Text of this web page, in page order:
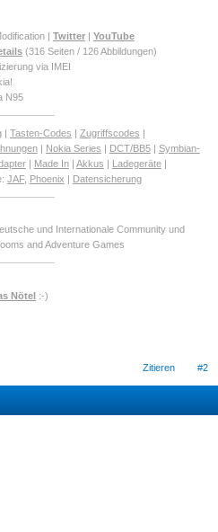
| Twitter| YouTube
(316 Seiten / 126 Abbildungen)
via IMEI
N95
| Tasten-Codes | Zugriffscodes |
| Nokia Series | DCT/BB5| Symbian-
| Made In| Akkus | Ladegeräte|
JAF, Phoenix | Datensicherung
und Internationale Community und
and Adventure Games
Nötel :-)
Zitieren #2